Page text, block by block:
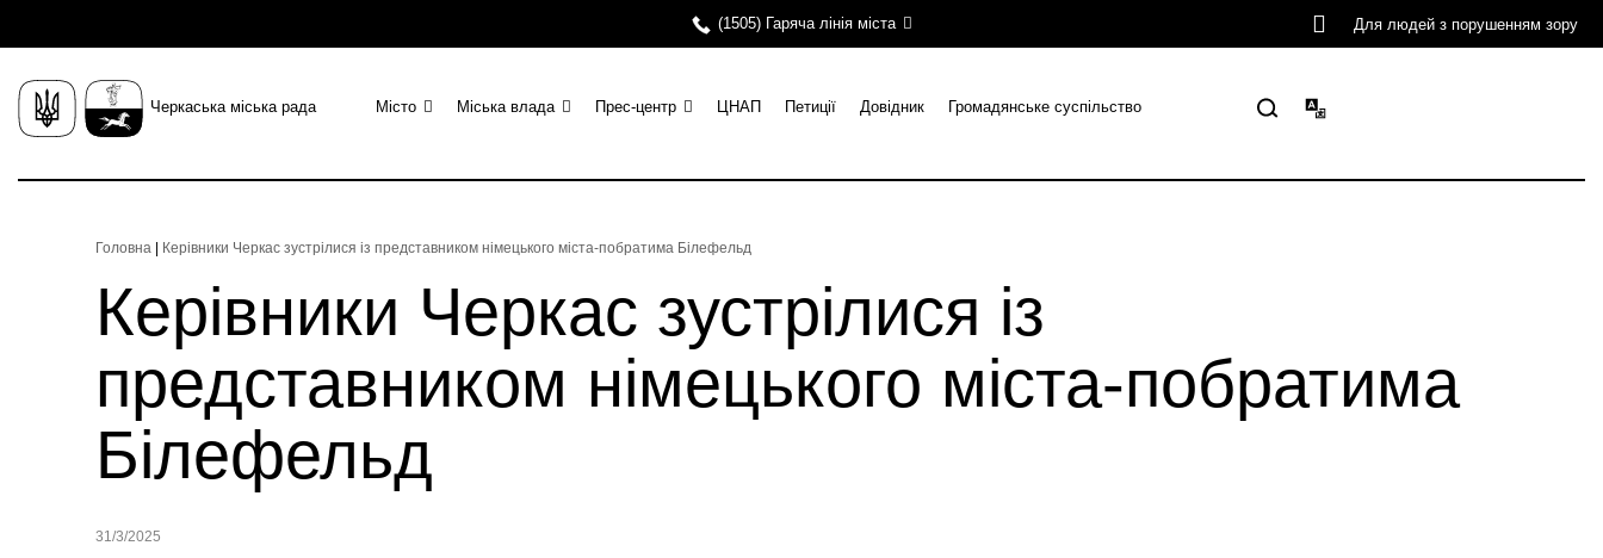
(1505) Гаряча лінія міста Для людей з порушенням зору
Черкаська міська рада Місто Міська влада Прес-центр ЦНАП Петиції Довідник Громадянське суспільство
Головна Керівники Черкас зустрілися із представником німецького міста-побратима Білефельд
Керівники Черкас зустрілися із
представником німецького міста-побратима
Білефельд
31/3/2025